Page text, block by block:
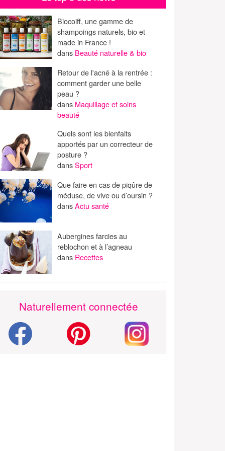
Biocoiff, une gamme de
shampoings naturels, bio et
made in France !
dans Beauté naturelle & bio
Retour de l'acné à la rentrée :
comment garder une belle
peau ?
dans Maquillage et soins
beauté
Quels sont les bienfaits
apportés par un correcteur de
posture ?
dansSport
Que faire en cas de piqûre de
méduse, de vive ou d’oursin ?
dansActu santé
Aubergines farcies au
reblochon et à l’agneau
dans Recettes
Naturellement connectée